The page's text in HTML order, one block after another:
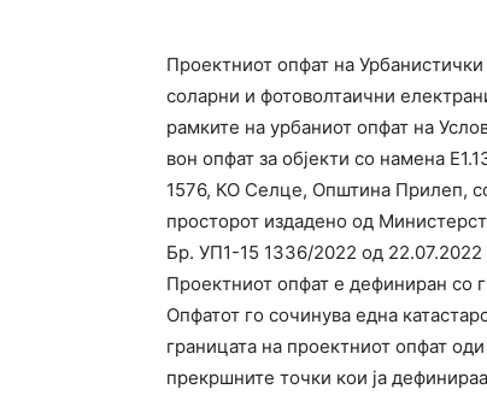
Проектниот опфат на
соларни и фотоволтаични
рамките на урбаниот опфат на
вон опфат за објекти со намена
1576, КО Селце, Општина Прилеп,
просторот издадено од
Бр. УП1-15 1336/2022 од 22.07.2022
Проектниот опфат е дефиниран со
Опфатот го сочинува една
границата на проектниот опфат
прекршните точки кои ја